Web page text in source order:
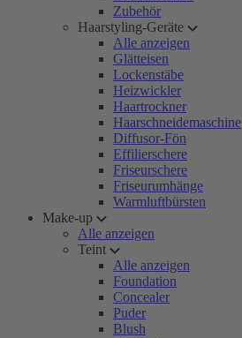
Zubehör
Haarstyling-Geräte
Alle anzeigen
Glätteisen
Lockenstäbe
Heizwickler
Haartrockner
Haarschneidemaschine
Diffusor-Fön
Effilierschere
Friseurschere
Friseurumhänge
Warmluftbürsten
Make-up
Alle anzeigen
Teint
Alle anzeigen
Foundation
Concealer
Puder
Blush